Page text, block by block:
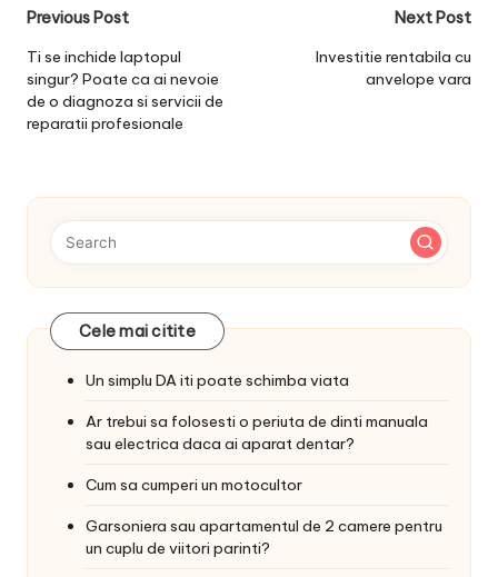
Post
navigation
Previous Post
Ti se inchide laptopul
singur? Poate ca ai nevoie
de o diagnoza si servicii de
reparatii profesionale
Next Post
Investitie rentabila cu
anvelope vara
Cele mai citite
Un simplu DA iti poate schimba viata
Ar trebui sa folosesti o periuta de dinti manuala
sau electrica daca ai aparat dentar?
Cum sa cumperi un motocultor
Garsoniera sau apartamentul de 2 camere pentru
un cuplu de viitori parinti?